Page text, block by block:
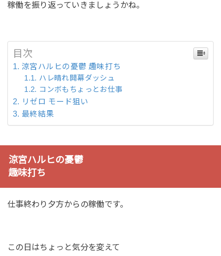
稼働を振り返っていきましょうかね。
目次
涼宮ハルヒの憂鬱 趣味打ち
ハレ晴れ開幕ダッシュ
コンボもちょっとお仕事
リゼロ モード狙い
最終結果
涼宮ハルヒの憂鬱
趣味打ち
仕事終わり夕方からの稼働です。
この日はちょっと気分を変えて